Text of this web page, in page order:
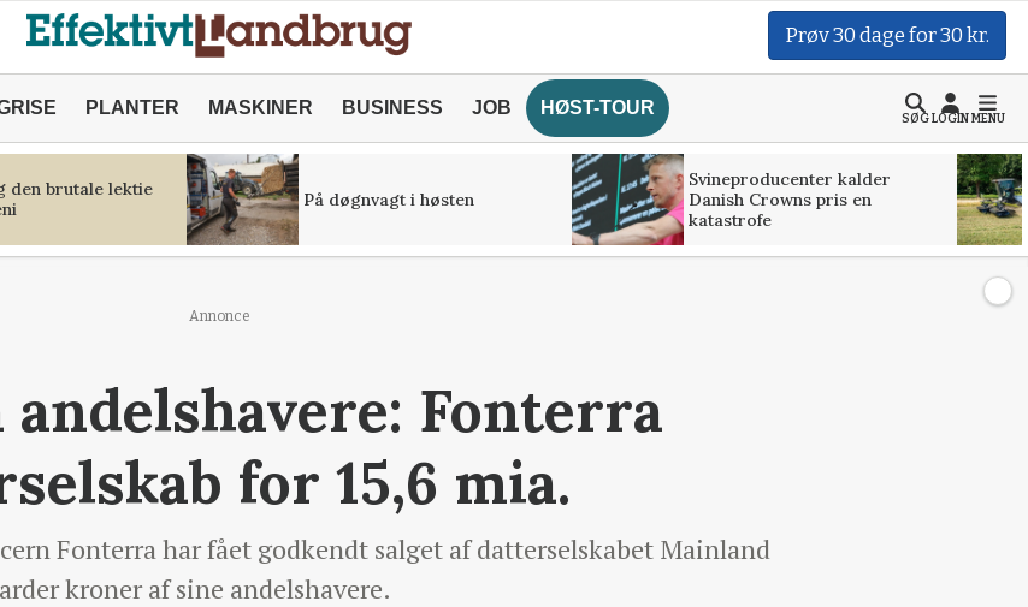
Prøv 30 dage for 30 kr.
PLANTER MASKINER BUSINESS JOB HØST-TOUR
SØGLOGINMENU
den brutale lektie
På døgnvagt i høsten
Svineproducenter kalder
Danish Crowns pris en
katastrofe
Annonce
Fonterra
for 15,6 mia.
Fonterra har fået godkendt salget af datterselskabet Mainland
kroner af sine andelshavere.